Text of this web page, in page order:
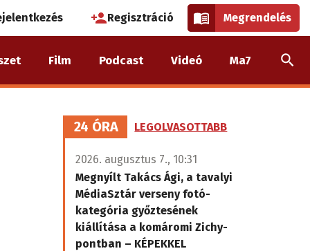
Regisztráció Megrendelés
Film Podcast Videó Ma7
24 ÓRA LEGOLVASOTTABB
2026. augusztus 7., 10:31
Megnyílt Takács Ági, a tavalyi
MédiaSztár verseny fotó-
kategória győztesének
kiállítása a komáromi Zichy-
pontban – KÉPEKKEL